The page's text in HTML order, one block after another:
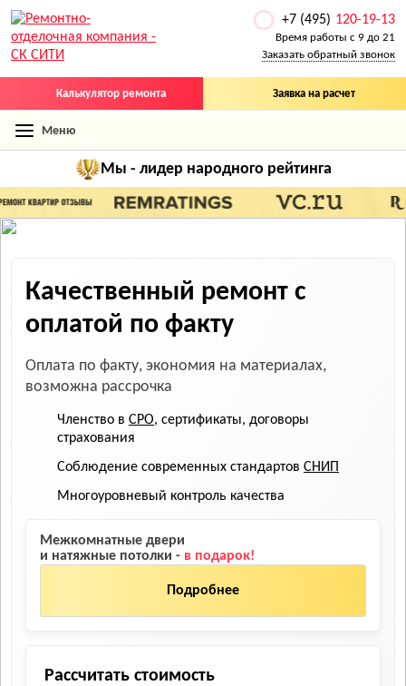
Калькулятор ремонта Заявка на расчет
+7 (495) 120-19-13
Время работы с 9 до 21
Заказать обратный звонок
Меню
Мы - лидер народного рейтинга
Качественный ремонт с
оплатой по факту
Оплата по факту, экономия на материалах,
возможна рассрочка
Членство в СРО, сертификаты, договоры
страхования
Соблюдение современных стандартов СНИП
Многоуровневый контроль качества
Межкомнатные двери
и натяжные потолки - в подарок!
Подробнее
Рассчитать стоимость